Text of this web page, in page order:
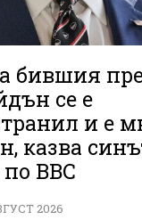
бившия
се е
и е
казва
BBC
2026